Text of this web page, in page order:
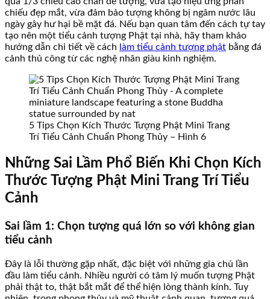
chiếu đẹp mắt, vừa đảm bảo tượng không bị ngâm nước lâu
ngày gây hư hại bề mặt đá. Nếu bạn quan tâm đến cách tự tay
tạo nên một tiểu cảnh tượng Phật tại nhà, hãy tham khảo
hướng dẫn chi tiết về cách làm tiểu cảnh tượng phật bằng đá
cảnh thủ công từ các nghệ nhân giàu kinh nghiệm.
5 Tips Chọn Kích Thước Tượng Phật Mini Trang
Trí Tiểu Cảnh Chuẩn Phong Thủy – Hình 6
Những Sai Lầm Phổ Biến Khi Chọn Kích
Thước Tượng Phật Mini Trang Trí Tiểu
Cảnh
Sai lầm 1: Chọn tượng quá lớn so với không gian
tiểu cảnh
Đây là lỗi thường gặp nhất, đặc biệt với những gia chủ lần
đầu làm tiểu cảnh. Nhiều người có tâm lý muốn tượng Phật
phải thật to, thật bắt mắt để thể hiện lòng thành kính. Tuy